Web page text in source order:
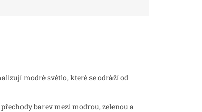
modré světlo, které se odráží od
barev mezi modrou, zelenou a